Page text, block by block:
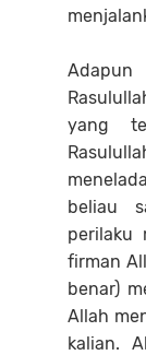
yang
beliau
perilaku
firman
benar)
Allah
kalian.